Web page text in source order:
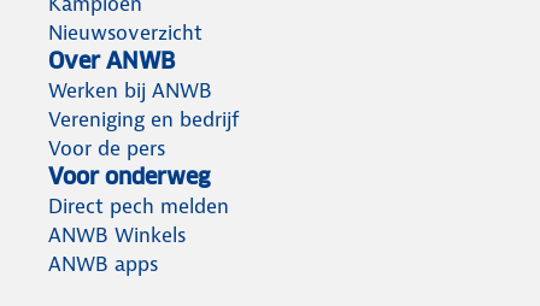
Nieuwsoverzicht
Over ANWB
Werken bij ANWB
Vereniging en bedrijf
Voor de pers
Voor onderweg
Direct pech melden
ANWB Winkels
ANWB apps